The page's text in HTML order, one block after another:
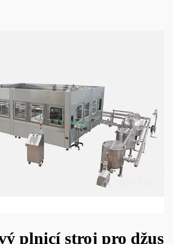
plnicí stroj pro džus